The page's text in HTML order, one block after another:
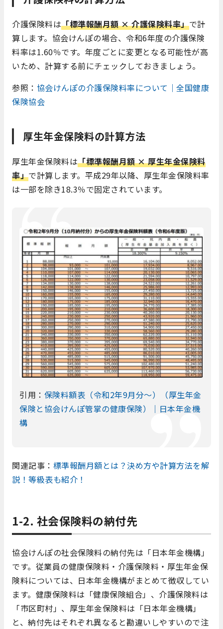
介護保険料は「標準報酬月額 × 介護保険料率」で計
算します。協会けんぽの場合、令和6年度の介護保険
料率は1.60％です。年度ごとに変更となる可能性が高
いため、計算する前にチェックしておきましょう。
参照： 協会けんぽの介護保険料率について｜全国健康
保険協会
厚生年金保険料の計算方法
厚生年金保険料は「標準報酬月額 × 厚生年金保険料
率」で計算します。平成29年以降、厚生年金保険料率
は一部を除き18.3％で固定されています。
引用： 保険料額表（令和2年9月分～）（厚生年金
保険と協会けんぽ管掌の健康保険）｜日本年金機
構
関連記事： 標準報酬月額とは？決め方や計算方法を解
説！等級表も紹介！
1-2. 社会保険料の納付先
協会けんぽの社会保険料の納付先は「日本年金機構」
です。従業員の健康保険料・介護保険料・厚生年金保
険料については、日本年金機構がまとめて徴収してい
ます。健康保険料は「健康保険組合」、介護保険料は
「市区町村」、厚生年金保険料は「日本年金機構」
と、納付先はそれぞれ異なると勘違いしやすいので注